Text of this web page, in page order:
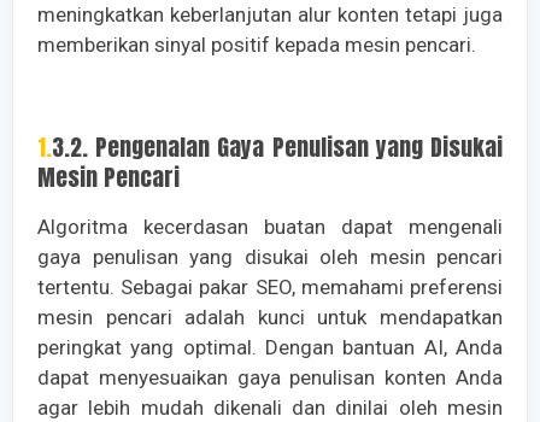
meningkatkan keberlanjutan alur konten tetapi juga
memberikan sinyal positif kepada mesin pencari.
1.3.2. Pengenalan Gaya Penulisan yang Disukai
Mesin Pencari
Algoritma kecerdasan buatan dapat mengenali
gaya penulisan yang disukai oleh mesin pencari
tertentu. Sebagai pakar SEO, memahami preferensi
mesin pencari adalah kunci untuk mendapatkan
peringkat yang optimal. Dengan bantuan AI, Anda
dapat menyesuaikan gaya penulisan konten Anda
agar lebih mudah dikenali dan dinilai oleh mesin